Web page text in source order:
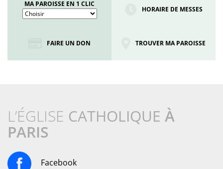
MA PAROISSE EN 1 CLIC
HORAIRE DE MESSES
FAIRE UN DON TROUVER MA PAROISSE
L’ÉGLISE CATHOLIQUE À
PARIS
Facebook